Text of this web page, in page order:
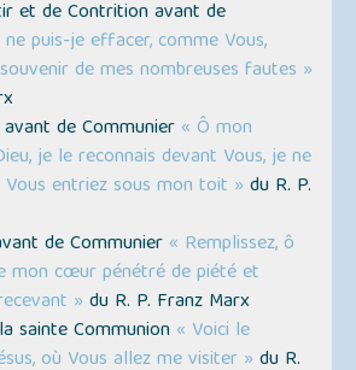
et de Contrition avant de
ne puis-je effacer, comme Vous,
de mes nombreuses fautes »
avant de Communier « Ô mon
je le reconnais devant Vous, je ne
Vous entriez sous mon toit » du R. P.
de Communier « Remplissez, ô
mon cœur pénétré de piété et
» du R. P. Franz Marx
sainte Communion « Voici le
où Vous allez me visiter » du R.